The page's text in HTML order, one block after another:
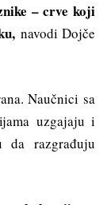
– crve koji
navodi Dojče
Naučnici sa
uzgajaju i
da razgrađuju